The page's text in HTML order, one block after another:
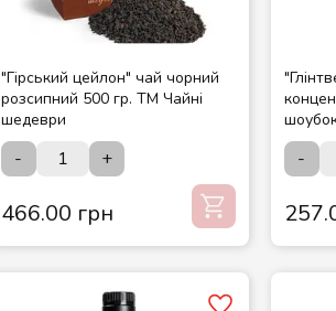
"Гірський цейлон" чай чорний
розсипний 500 гр. ТМ Чайні
шедеври
- +
466.00 грн
-